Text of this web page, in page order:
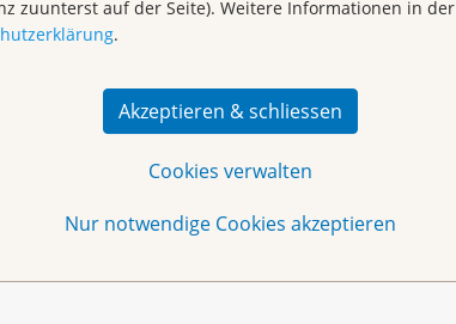
zuunterst auf der Seite). Weitere Informationen in der
.
Akzeptieren & schliessen
Cookies verwalten
Nur notwendige Cookies akzeptieren
Telefon 061 319 99 88.